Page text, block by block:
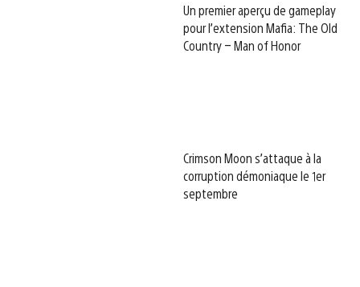
Un premier aperçu de gameplay
pour l’extension Mafia: The Old
Country – Man of Honor
Crimson Moon s’attaque à la
corruption démoniaque le 1er
septembre